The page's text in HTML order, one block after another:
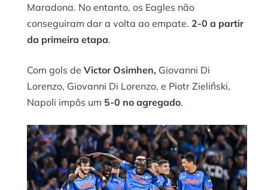
Maradona. No entanto, os Eagles não
conseguiram dar a volta ao empate. 2-0 a partir
da primeira etapa.
Com gols de Victor Osimhen, Giovanni Di
Lorenzo, Giovanni Di Lorenzo, e Piotr Zieliński,
Napoli impôs um 5-0 no agregado.